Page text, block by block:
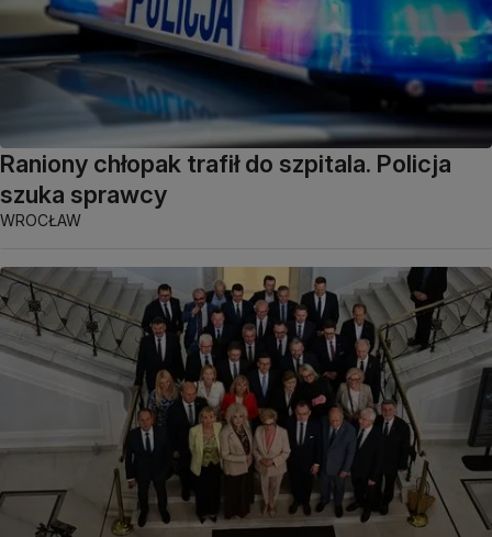
Raniony chłopak trafił do szpitala. Policja
szuka sprawcy
WROCŁAW